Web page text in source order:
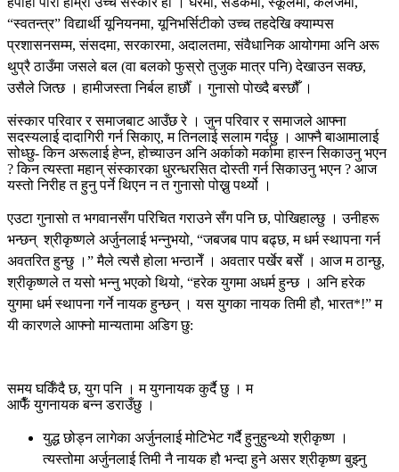
“स्वतन्त्र” विद्यार्थी यूनियनमा, यूनिभर्सिटीको उच्च तहदेखि क्याम्पस
प्रशासनसम्म, संसदमा, सरकारमा, अदालतमा, संवैधानिक आयोगमा अनि अरू
थुप्रै ठाउँमा जसले बल (वा बलको फुस्रो तुजुक मात्र पनि) देखाउन सक्छ,
उसैले जित्छ । हामीजस्ता निर्बल हार्छौँ । गुनासो पोख्दै बस्छौँ ।
संस्कार परिवार र समाजबाट आउँछ रे । जुन परिवार र समाजले आफ्ना
सदस्यलाई दादागिरी गर्न सिकाए, म तिनलाई सलाम गर्दछु । आफ्नै बाआमालाई
सोध्छु- किन अरूलाई हेप्न, होच्याउन अनि अर्काको मर्कामा हास्न सिकाउनु भएन
? किन त्यस्ता महान् संस्कारका धुरन्धरसित दोस्ती गर्न सिकाउनु भएन ? आज
यस्तो निरीह त हुनु पर्ने थिएन न त गुनासो पोख्नु पर्थ्यो ।
एउटा गुनासो त भगवानसँग परिचित गराउने सँग पनि छ, पोखिहाल्छु । उनीहरू
भन्छन् श्रीकृष्णले अर्जुनलाई भन्नुभयो, “जबजब पाप बढ्छ, म धर्म स्थापना गर्न
अवतरित हुन्छु ।” मैले त्यसै होला भन्ठानेँ । अवतार पर्खेर बसेँ । आज म ठान्छु,
श्रीकृष्णले त यसो भन्नु भएको थियो, “हरेक युगमा अधर्म हुन्छ । अनि हरेक
युगमा धर्म स्थापना गर्ने नायक हुन्छन् । यस युगका नायक तिमी हौ, भारत*!” म
यी कारणले आफ्नो मान्यतामा अडिग छु:
समय घर्किँदै छ, युग पनि । म युगनायक कुर्दै छु । म
आफैँ युगनायक बन्न डराउँछु ।
युद्ध छोड्न लागेका अर्जुनलाई मोटिभेट गर्दै हुनुहुन्थ्यो श्रीकृष्ण ।
त्यस्तोमा अर्जुनलाई तिमी नै नायक हौ भन्दा हुने असर श्रीकृष्ण बुझ्नु